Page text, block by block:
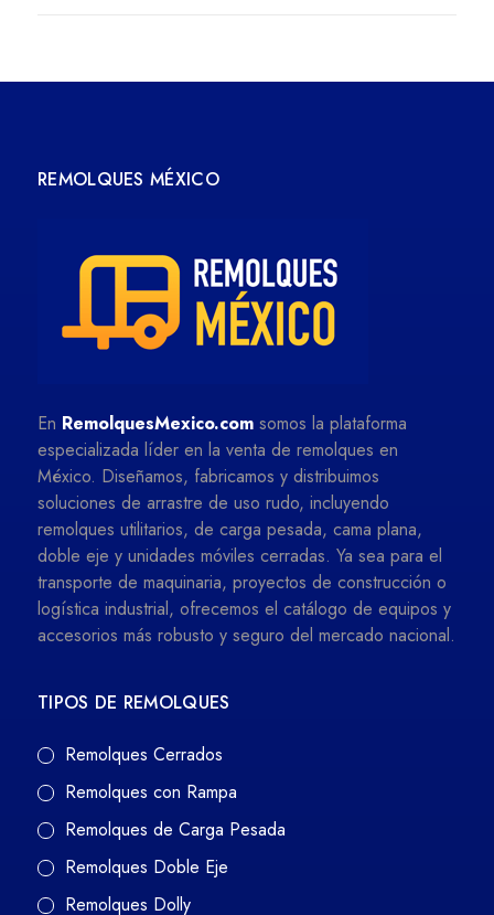
REMOLQUES MÉXICO
En RemolquesMexico.com somos la plataforma
especializada líder en la venta de remolques en
México. Diseñamos, fabricamos y distribuimos
soluciones de arrastre de uso rudo, incluyendo
remolques utilitarios, de carga pesada, cama plana,
doble eje y unidades móviles cerradas. Ya sea para el
transporte de maquinaria, proyectos de construcción o
logística industrial, ofrecemos el catálogo de equipos y
accesorios más robusto y seguro del mercado nacional.
TIPOS DE REMOLQUES
Remolques Cerrados
Remolques con Rampa
Remolques de Carga Pesada
Remolques Doble Eje
Remolques Dolly